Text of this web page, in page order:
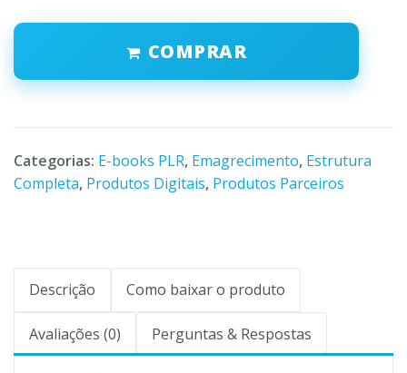
COMPRAR
Categorias: E-books PLR, Emagrecimento, Estrutura
Completa, Produtos Digitais, Produtos Parceiros
Descrição Como baixar o produto
Avaliações (0) Perguntas & Respostas